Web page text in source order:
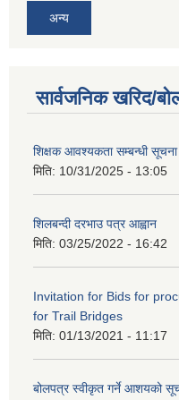
अन्य
सार्वजनिक खरिद/
शिक्षक आवश्यकता सम्बन्धी
मिति: 10/31/2025 - 13:05
शिलबन्दी दरभाउ पत्र आह्वान
मिति: 03/25/2022 - 16:42
Invitation for Bids for
for Trail Bridges
मिति: 01/13/2021 - 11:17
बोलपत्र स्वीकृत गर्ने आशयको